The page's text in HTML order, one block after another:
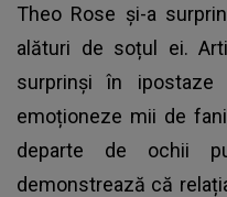
Theo Rose și-a
alături de soțul ei.
surprinși în
emoționeze mii de
departe de ochii
demonstrează că